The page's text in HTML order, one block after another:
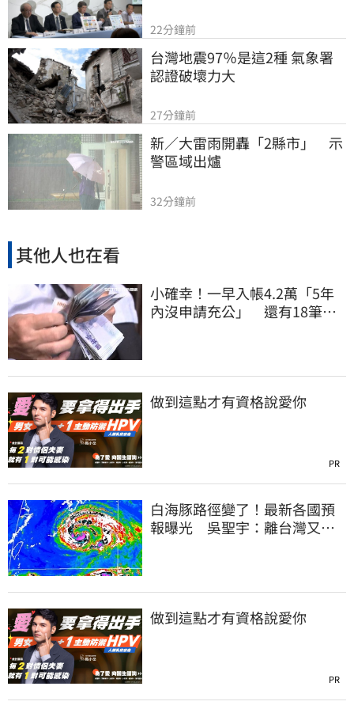
22分鐘前
台灣地震97％是這2種 氣象署
認證破壞力大
27分鐘前
新／大雷雨開轟「2縣市」　示
警區域出爐
32分鐘前
其他人也在看
小確幸！一早入帳4.2萬「5年
內沒申請充公」 還有18筆錢
做到這點才有資格說愛你
PR
白海豚路徑變了！最新各國預
報曝光 吳聖宇：離台灣又更
做到這點才有資格說愛你
PR